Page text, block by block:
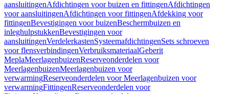
aansluitingenAfdichtingen voor buizen en fittingenAfdichtingen
voor aansluitingenAfdichtingen voor fittingenAfdekking voor
fittingenBevestigingen voor buizenBeschermbuizen en
inleghulpstukkenBevestigingen voor
aansluitingenVerdelerkastenSysteemafdichtingenSets schroeven
voor flensverbindingenVerbruiksmateriaalGeberit
MeplaMeerlagenbuizenReserveonderdelen voor
MeerlagenbuizenMeerlagenbuizen voor
verwarmingReserveonderdelen voor Meerlagenbuizen voor
verwarmingFittingenReserveonderdelen voor